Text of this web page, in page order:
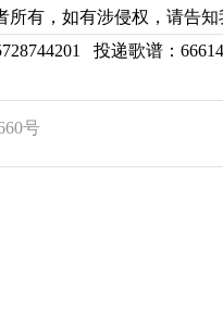
有，如有涉侵权，请告知
投递歌谱：
号